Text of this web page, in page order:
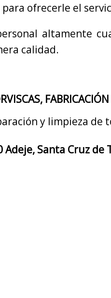
ofrecerle el
altamente
calidad.
FABRICACIÓN
y limpieza de
Adeje, Santa Cruz de